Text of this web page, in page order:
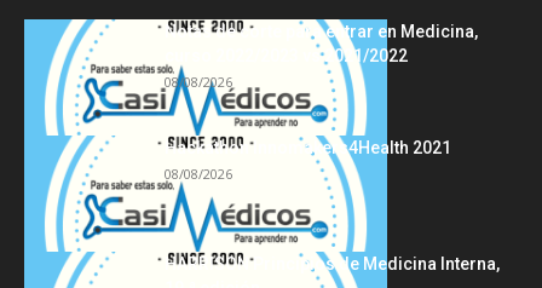
Notas de corte para entrar en Medicina,
curso 2022/2023 vs 2021/2022
08/08/2026
Hackathon Innomakers4Health 2021
08/08/2026
HARRISON Principios de Medicina Interna,